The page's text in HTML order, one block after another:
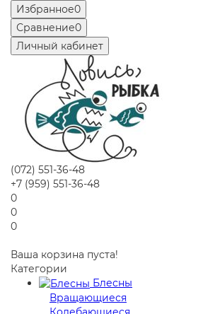
Избранное0
Сравнение0
Личный кабинет
(072) 551-36-48
+7 (959) 551-36-48
0
0
0
Ваша корзина пуста!
Категории
Блесны
Вращающиеся